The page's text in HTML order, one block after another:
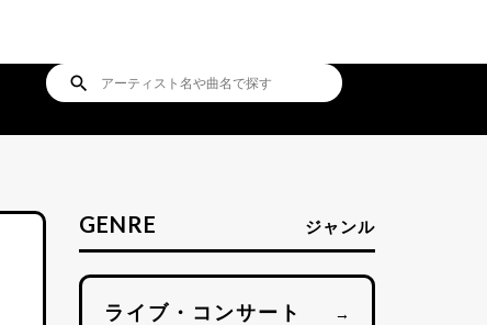
search
GENRE ジャンル
ライブ・コンサート →